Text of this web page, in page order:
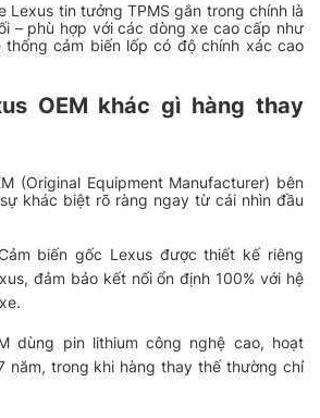
Lexus tin tưởng TPMS gắn trong chính là
– phù hợp với các dòng xe cao cấp như
thống cảm biến lốp có độ chính xác cao
OEM khác gì hàng thay
(Original Equipment Manufacturer) bên
khác biệt rõ ràng ngay từ cái nhìn đầu
biến gốc Lexus được thiết kế riêng
đảm bảo kết nối ổn định 100% với hệ
dùng pin lithium công nghệ cao, hoạt
năm, trong khi hàng thay thế thường chỉ